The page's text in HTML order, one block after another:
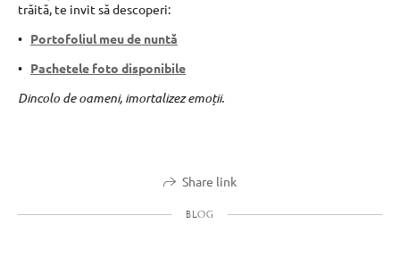
trăită, te invit să descoperi:
Portofoliul meu de nuntă
Pachetele foto disponibile
Dincolo de oameni, imortalizez emoții.
Share link
BLOG